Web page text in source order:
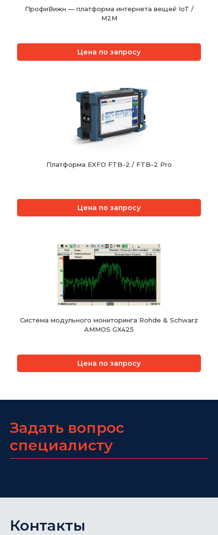
ПрофиВижн — платформа интернета вещей IoT /
M2M
Цена по запросу
Платформа EXFO FTB-2 / FTB-2 Pro
Цена по запросу
Система модульного мониторинга Rohde & Schwarz
AMMOS GX425
Цена по запросу
Задать вопрос
специалисту
Контакты